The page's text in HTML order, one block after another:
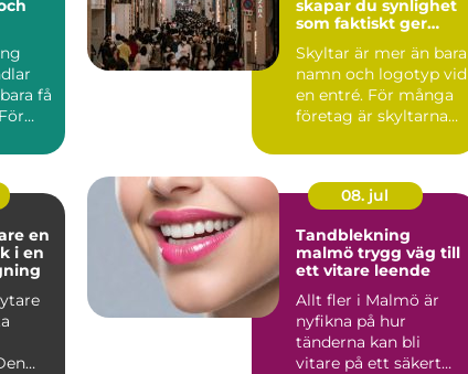
få
skapar du synlighet
som faktiskt ger
Skyltar är mer än bara
namn och logotyp vid
en entré. För många
företag är skyltarna
en
i en
08. jul
Tandblekning
malmö trygg väg till
ett vitare leende
Allt fler i Malmö är
nyfikna på hur
tänderna kan bli
vitare på ett säkert